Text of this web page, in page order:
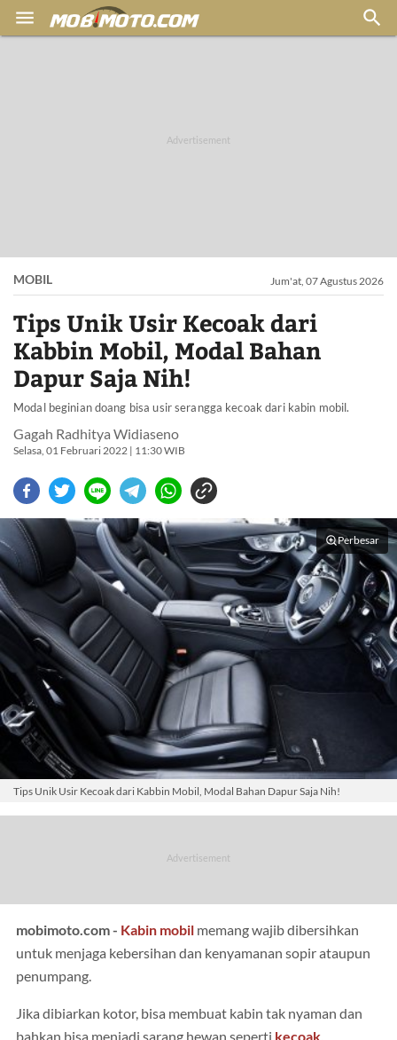
 
MOBIL Jum'at, 07 Agustus 2026
Tips Unik Usir Kecoak dari
Kabbin Mobil, Modal Bahan
Dapur Saja Nih!
Modal beginian doang bisa usir serangga kecoak dari kabin mobil.
Gagah Radhitya Widiaseno
Selasa, 01 Februari 2022 | 11:30 WIB
Perbesar
Tips Unik Usir Kecoak dari Kabbin Mobil, Modal Bahan Dapur Saja Nih!
mobimoto.com - Kabin mobil memang wajib dibersihkan
untuk menjaga kebersihan dan kenyamanan sopir ataupun
penumpang.
Jika dibiarkan kotor, bisa membuat kabin tak nyaman dan
bahkan bisa menjadi sarang hewan seperti kecoak